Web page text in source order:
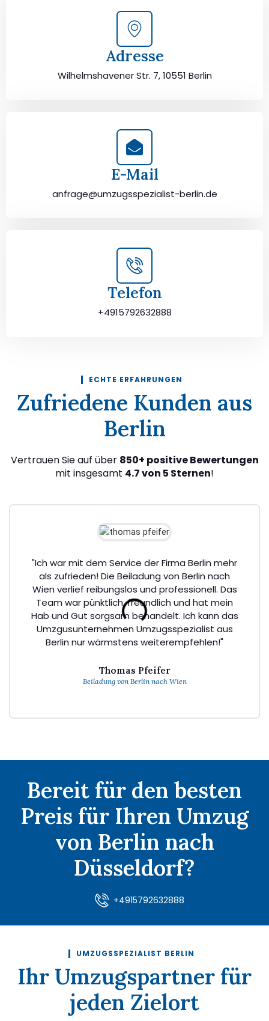
Adresse
Wilhelmshavener Str. 7, 10551 Berlin
E-Mail
anfrage@umzugsspezialist-berlin.de
Telefon
+4915792632888
ECHTE ERFAHRUNGEN
Zufriedene Kunden aus
Berlin
Vertrauen Sie auf über 850+ positive Bewertungen
mit insgesamt 4.7 von 5 Sternen!
"Ich war mit dem Service der Firma Berlin mehr
als zufrieden! Die Beiladung von Berlin nach
Wien verlief reibungslos und professionell. Das
Team war pünktlich, freundlich und hat mein
Hab und Gut sorgsam behandelt. Ich kann das
Umzgusunternehmen Umzugsspezialist aus
Berlin nur wärmstens weiterempfehlen!"
Thomas Pfeifer
Beiladung von Berlin nach Wien
Bereit für den besten
Preis für Ihren Umzug
von Berlin nach
Düsseldorf?
+4915792632888
UMZUGSSPEZIALIST BERLIN
Ihr Umzugspartner für
jeden Zielort